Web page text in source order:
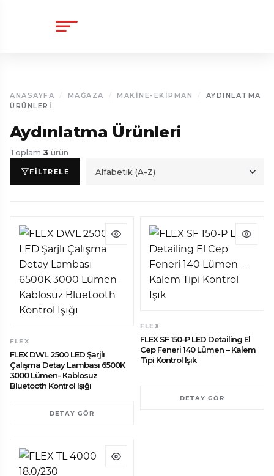
ANASAYFA MAĞAZA MAKİNE-EKİPMAN
AYDINLATMA
ÜRÜNLERI
Aydınlatma Ürünleri
Toplam 3 ürün
FILTRELE Sıralama
FLEX
FLEX DWL 2500 LED Şarjlı
Çalışma Detay Lambası 6500K
3000 Lümen- Kablosuz
Bluetooth Kontrol Işığı
DETAY GÖR
FLEX
FLEX SF 150-P LED Detailing El
Cep Feneri 140 Lümen – Kalem
Tipi Kontrol Işık
DETAY GÖR